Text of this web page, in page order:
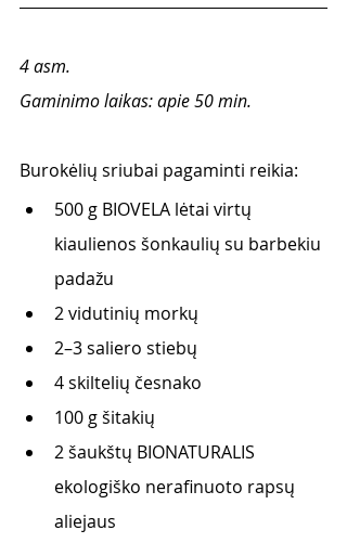
4 asm.
Gaminimo laikas: apie 50 min.
Burokėlių sriubai pagaminti reikia:
500 g BIOVELA lėtai virtų
kiaulienos šonkaulių su barbekiu
padažu
2 vidutinių morkų
2–3 saliero stiebų
4 skiltelių česnako
100 g šitakių
2 šaukštų BIONATURALIS
ekologiško nerafinuoto rapsų
aliejaus